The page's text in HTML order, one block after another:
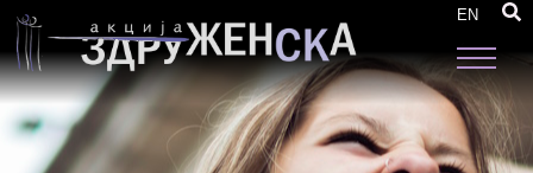
EN
мониторинг тимовите на локални НВО